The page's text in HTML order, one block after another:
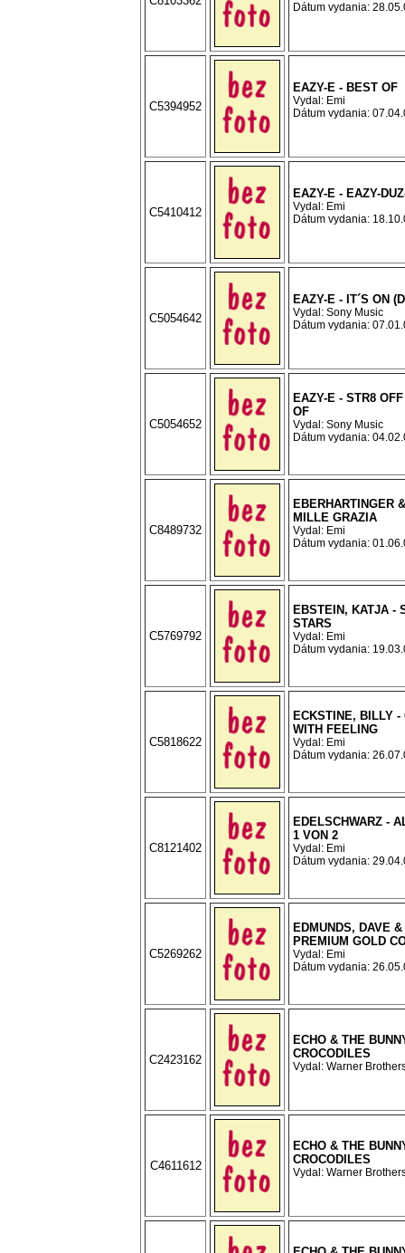
Dátum vydania:
C5394952
EAZY-E - BEST OF
Vydal: Emi
Dátum vydania:
C5410412
EAZY-E - EAZY-
Vydal: Emi
Dátum vydania:
C5054642
EAZY-E - IT´S ON
Vydal: Sony Music
Dátum vydania:
C5054652
EAZY-E - STR8
OF
Vydal: Sony Music
Dátum vydania:
C8489732
EBERHARTINGER
MILLE GRAZIA
Vydal: Emi
Dátum vydania:
C5769792
EBSTEIN, KATJA -
STARS
Vydal: Emi
Dátum vydania:
C5818622
ECKSTINE, BILLY -
WITH FEELING
Vydal: Emi
Dátum vydania:
C8121402
EDELSCHWARZ -
1 VON 2
Vydal: Emi
Dátum vydania:
C5269262
EDMUNDS, DAVE
PREMIUM GOLD
Vydal: Emi
Dátum vydania:
C2423162
ECHO & THE
CROCODILES
Vydal: Warner
C4611612
ECHO & THE
CROCODILES
Vydal: Warner